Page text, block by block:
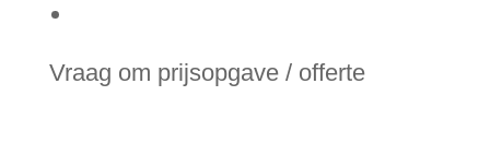
Vraag om prijsopgave / offerte